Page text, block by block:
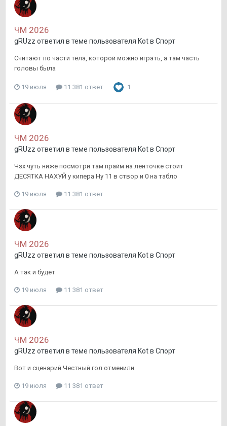
ЧМ 2026
gRUzz ответил в теме пользователя Kotв Спорт
Считают по части тела, которой можно играть, а там часть
головы была
19 июля 11 381 ответ 1
ЧМ 2026
gRUzz ответил в теме пользователя Kotв Спорт
Чзх чуть ниже посмотри там прайм на ленточке стоит
ДЕСЯТКА НАХУЙ у кипера Ну 11 в створ и 0 на табло
19 июля 11 381 ответ
ЧМ 2026
gRUzz ответил в теме пользователя Kotв Спорт
А так и будет
19 июля 11 381 ответ
ЧМ 2026
gRUzz ответил в теме пользователя Kotв Спорт
Вот и сценарий Честный гол отменили
19 июля 11 381 ответ